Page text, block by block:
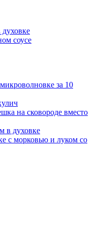
соусе
за 10
на сковороде вместо
в духовке
с морковью и луком со